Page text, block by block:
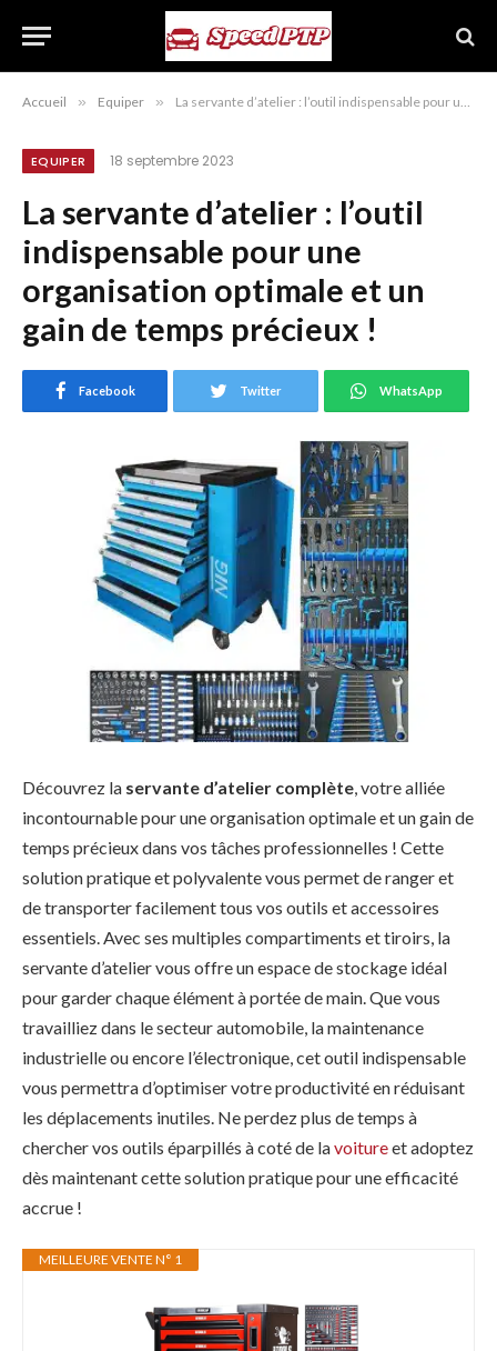
Accueil » Equiper » La servante d’atelier : l’outil indispensable pour une organisation optimale et un gain de temps précieux !
EQUIPER 18 septembre 2023
La servante d’atelier : l’outil
indispensable pour une
organisation optimale et un
gain de temps précieux !
Facebook Twitter WhatsApp
Découvrez la servante d’atelier complète , votre alliée
incontournable pour une organisation optimale et un gain de
temps précieux dans vos tâches professionnelles ! Cette
solution pratique et polyvalente vous permet de ranger et
de transporter facilement tous vos outils et accessoires
essentiels. Avec ses multiples compartiments et tiroirs, la
servante d’atelier vous offre un espace de stockage idéal
pour garder chaque élément à portée de main. Que vous
travailliez dans le secteur automobile, la maintenance
industrielle ou encore l’électronique, cet outil indispensable
vous permettra d’optimiser votre productivité en réduisant
les déplacements inutiles. Ne perdez plus de temps à
chercher vos outils éparpillés à coté de lavoitureet adoptez
dès maintenant cette solution pratique pour une efficacité
accrue !
MEILLEURE VENTE N° 1